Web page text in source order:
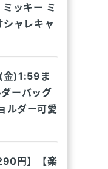
ッキー ミ
ャレキャ
金)1:59ま
ーバッグ
ルダー可愛
円】【楽